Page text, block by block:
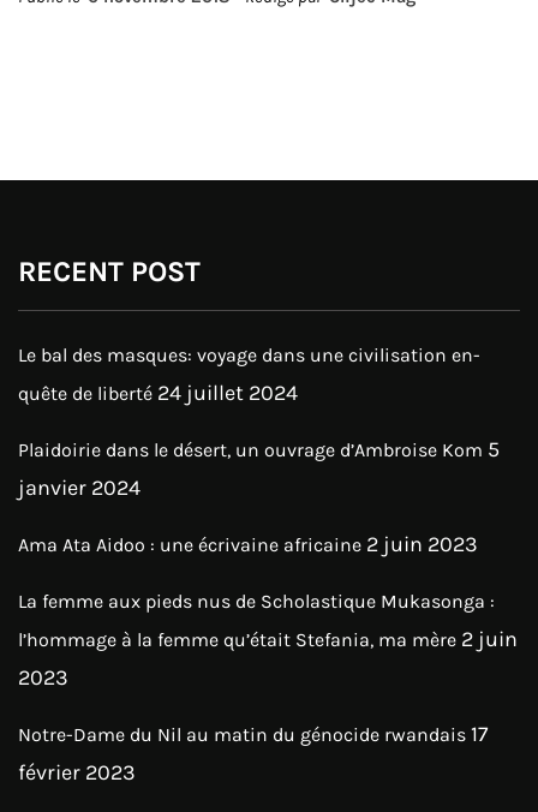
RECENT POST
Le bal des masques: voyage dans une civilisation en-
quête de liberté 24 juillet 2024
Plaidoirie dans le désert, un ouvrage d’Ambroise Kom 5
janvier 2024
Ama Ata Aidoo : une écrivaine africaine 2 juin 2023
La femme aux pieds nus de Scholastique Mukasonga :
l’hommage à la femme qu’était Stefania, ma mère 2 juin
2023
Notre-Dame du Nil au matin du génocide rwandais 17
février 2023